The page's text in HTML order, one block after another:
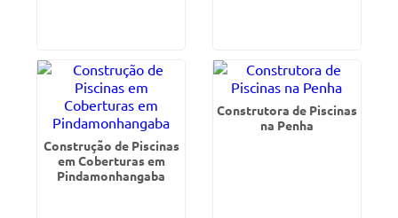
Construção de Piscinas
em Coberturas em
Pindamonhangaba
Construtora de Piscinas
na Penha